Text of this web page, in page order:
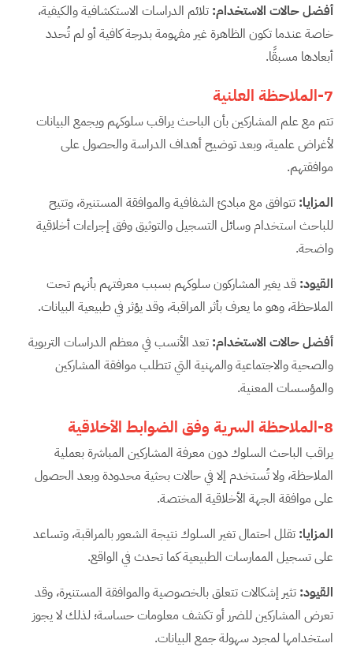
أفضل حالات الاستخدام: تلائم الدراسات الاستكشافية والكيفية،
خاصة عندما تكون الظاهرة غير مفهومة بدرجة كافية أو لم تُحدد
أبعادها مسبقًا.
7-الملاحظة العلنية
تتم مع علم المشاركين بأن الباحث يراقب سلوكهم ويجمع البيانات
لأغراض علمية، وبعد توضيح أهداف الدراسة والحصول على
موافقتهم.
المزايا: تتوافق مع مبادئ الشفافية والموافقة المستنيرة، وتتيح
للباحث استخدام وسائل التسجيل والتوثيق وفق إجراءات أخلاقية
واضحة.
القيود: قد يغير المشاركون سلوكهم بسبب معرفتهم بأنهم تحت
الملاحظة، وهو ما يعرف بأثر المراقبة، وقد يؤثر في طبيعية البيانات.
أفضل حالات الاستخدام: تعد الأنسب في معظم الدراسات التربوية
والصحية والاجتماعية والمهنية التي تتطلب موافقة المشاركين
والمؤسسات المعنية.
8-الملاحظة السرية وفق الضوابط الأخلاقية
يراقب الباحث السلوك دون معرفة المشاركين المباشرة بعملية
الملاحظة، ولا تُستخدم إلا في حالات بحثية محدودة وبعد الحصول
على موافقة الجهة الأخلاقية المختصة.
المزايا: تقلل احتمال تغير السلوك نتيجة الشعور بالمراقبة، وتساعد
على تسجيل الممارسات الطبيعية كما تحدث في الواقع.
القيود: تثير إشكالات تتعلق بالخصوصية والموافقة المستنيرة، وقد
تعرض المشاركين للضرر أو تكشف معلومات حساسة؛ لذلك لا يجوز
استخدامها لمجرد سهولة جمع البيانات.